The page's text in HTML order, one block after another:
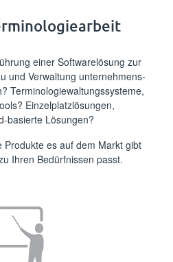
einer Softwarelösung zur
und Verwaltung unternehmens­
Terminologiewaltungssysteme,
Einzelplatzlösungen,
basierte Lösungen?
Produkte es auf dem Markt gibt
Ihren Bedürfnissen passt.